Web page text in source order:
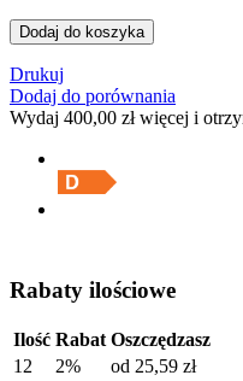
Dodaj do koszyka
Drukuj
Dodaj do porównania
Wydaj 400,00 złwięcej i
Rabaty ilościowe
Ilość Rabat Oszczędzasz
12
2% od 25,59 zł